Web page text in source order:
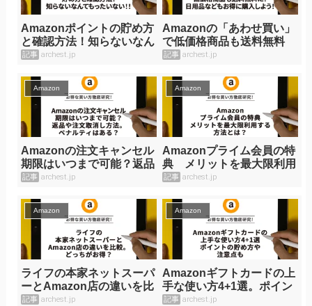
Amazonポイントの貯め方
と確認方法！知らないなん
てもったいない！！
記事 archest.jp
Amazonの「あわせ買い」
で低価格商品も送料無料
に！日用品などもお得に購
記事 archest.jp
Amazon
Amazonの注文キャンセル
期限はいつまで可能？返品
や注文取消し方法。ペナル
記事 archest.jp
Amazon
Amazonプライム会員の特
典 メリットを最大限利用
する方法とは？
記事 archest.jp
Amazon
ライフの本家ネットスーパ
ーとAmazon店の違いを比
較。どっちがお得？
記事 archest.jp
Amazon
Amazonギフトカードの上
手な使い方4+1選。ポイン
トの貯め方や注意点も。
記事 archest.jp